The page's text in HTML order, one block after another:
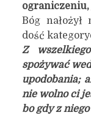
ograniczeniu,
Bóg
dość
Z
spożywać
upodobania;
nie wolno ci
bo gdy z